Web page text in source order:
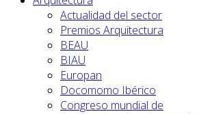
Actualidad del sector
Premios Arquitectura
BEAU
BIAU
Europan
Docomomo Ibérico
Congreso mundial de